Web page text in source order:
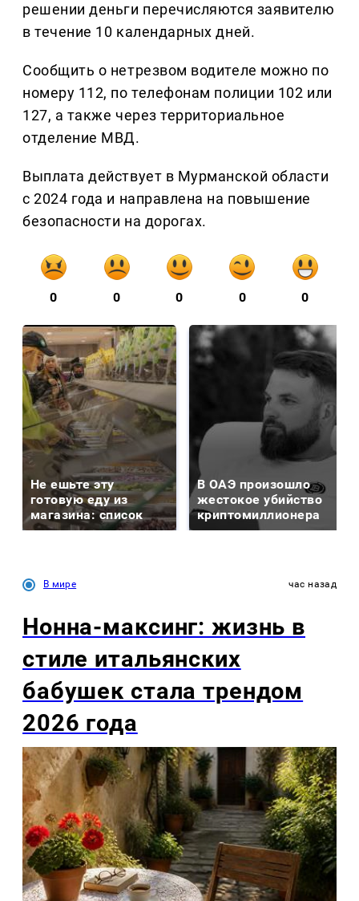
решении деньги перечисляются заявителю
в течение 10 календарных дней.
Сообщить о нетрезвом водителе можно по
номеру 112, по телефонам полиции 102 или
127, а также через территориальное
отделение МВД.
Выплата действует в Мурманской области
с 2024 года и направлена на повышение
безопасности на дорогах.
0 0 0 0 0
Не ешьте эту
готовую еду из
магазина: список
В ОАЭ произошло
жестокое убийство
криптомиллионера
В мире час назад
Нонна-максинг: жизнь в
стиле итальянских
бабушек стала трендом
2026 года